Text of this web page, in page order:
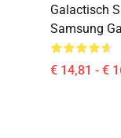
Galactisch
Samsung
€ 14,81 - €